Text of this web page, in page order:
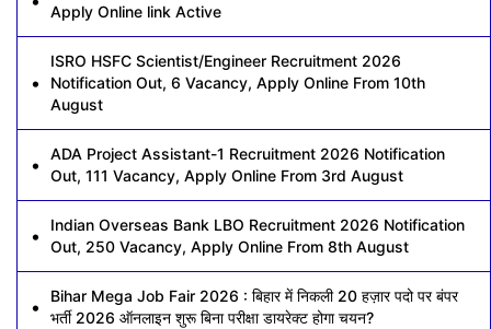
Apply Online link Active
ISRO HSFC Scientist/Engineer Recruitment 2026
Notification Out, 6 Vacancy, Apply Online From 10th
August
ADA Project Assistant-1 Recruitment 2026 Notification
Out, 111 Vacancy, Apply Online From 3rd August
Indian Overseas Bank LBO Recruitment 2026 Notification
Out, 250 Vacancy, Apply Online From 8th August
Bihar Mega Job Fair 2026 : बिहार में निकली 20 हज़ार पदो पर बंपर
भर्ती 2026 ऑनलाइन शुरू बिना परीक्षा डायरेक्ट होगा चयन?